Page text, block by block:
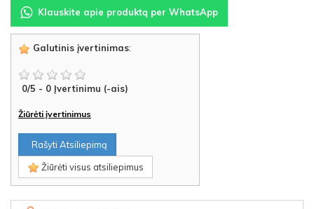
Klauskite apie produktą per WhatsApp
Galutinis įvertinimas:
0/5 - 0 Įvertinimu (-ais)
Žiūrėti įvertinimus
Rašyti Atsiliepimą
Žiūrėti visus atsiliepimus